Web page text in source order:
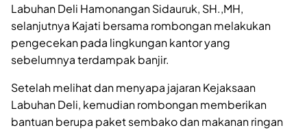
Labuhan Deli Hamonangan Sidauruk, SH.,MH,
selanjutnya Kajati bersama rombongan melakukan
pengecekan pada lingkungan kantor yang
sebelumnya terdampak banjir.
Setelah melihat dan menyapa jajaran Kejaksaan
Labuhan Deli, kemudian rombongan memberikan
bantuan berupa paket sembako dan makanan ringan